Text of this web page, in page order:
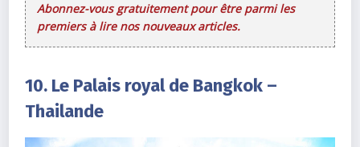
Abonnez-vous gratuitement pour être parmi les
premiers à lire nos nouveaux articles.
10. Le Palais royal de Bangkok –
Thailande